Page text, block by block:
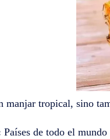
manjar tropical, sino
Países de todo el